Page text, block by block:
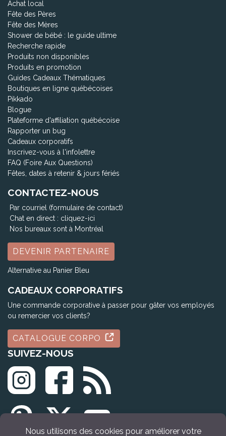
Achat local
Fête des Pères
Fête des Mères
Shower de bébé : le guide ultime
Recherche rapide
Produits non disponibles
Produits en promotion
Guides Cadeaux Thématiques
Boutiques en ligne québécoises
Pikkado
Blogue
Plateforme d'affiliation québécoise
Rapporter un bug
Cadeaux corporatifs
Inscrivez-vous à l'infolettre
FAQ (Foire Aux Questions)
Fêtes, dates à retenir & jours fériés
CONTACTEZ-NOUS
Par courriel (formulaire de contact)
Chat en direct : cliquez-ici
Nos bureaux sont à Montréal
DEVENIR PARTENAIRE
Alternative au Panier Bleu
CADEAUX CORPORATIFS
Une commande corporative à passer pour gâter vos employés
ou remercier vos clients?
CATALOGUE CORPO
SUIVEZ-NOUS